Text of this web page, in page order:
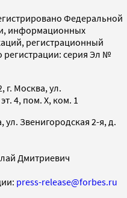
Федеральной
информационных
регистрационный
регистрации: серия Эл №
г. Москва, ул.
4, пом. X, ком. 1
ул. Звенигородская 2-я, д.
Дмитриевич
press-release@forbes.ru